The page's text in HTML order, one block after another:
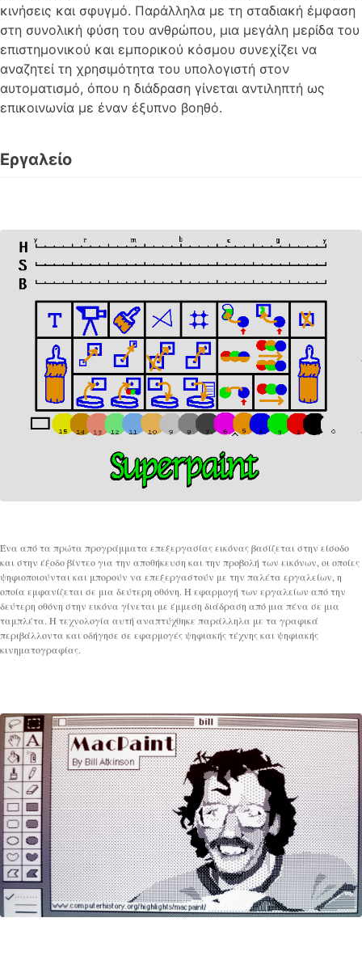
κινήσεις και σφυγμό. Παράλληλα με τη σταδιακή έμφαση
στη συνολική φύση του ανθρώπου, μια μεγάλη μερίδα του
επιστημονικού και εμπορικού κόσμου συνεχίζει να
αναζητεί τη χρησιμότητα του υπολογιστή στον
αυτοματισμό, όπου η διάδραση γίνεται αντιληπτή ως
επικοινωνία με έναν έξυπνο βοηθό.
Εργαλείο
Ένα από τα πρώτα προγράμματα επεξεργασίας εικόνας βασίζεται στην είσοδο
και στην έξοδο βίντεο για την αποθήκευση και την προβολή των εικόνων, οι οποίες
ψηφιοποιούνται και μπορούν να επεξεργαστούν με την παλέτα εργαλείων, η
οποία εμφανίζεται σε μια δεύτερη οθόνη. Η εφαρμογή των εργαλείων από την
δεύτερη οθόνη στην εικόνα γίνεται με έμμεση διάδραση από μια πένα σε μια
ταμπλέτα. Η τεχνολογία αυτή αναπτύχθηκε παράλληλα με τα γραφικά
περιβάλλοντα και οδήγησε σε εφαρμογές ψηφιακής τέχνης και ψηφιακής
κινηματογραφίας.